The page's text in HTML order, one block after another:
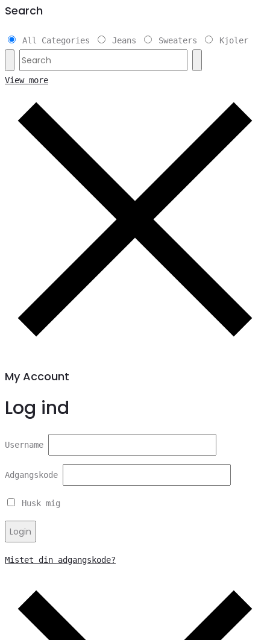
Search
All Categories Jeans Sweaters Kjoler
View more
My Account
Log ind
Username
Adgangskode
Husk mig
Login
Mistet din adgangskode?